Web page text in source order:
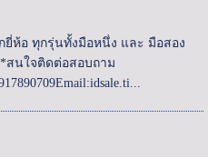
กยี่ห้อ ทุกรุ่นทั้งมือหนึ่ง และ มือสอง
สนใจติดต่อสอบถาม